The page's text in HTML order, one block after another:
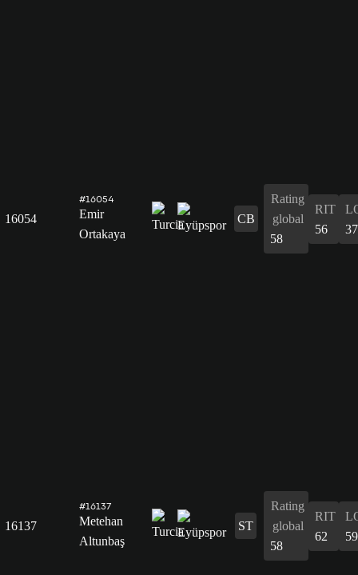
16054
#16054
Emir
Ortakaya
CB
Rating
global
58
RIT
56
37
16137
#16137
Metehan
Altunbaş
ST
Rating
global
58
RIT
62
59